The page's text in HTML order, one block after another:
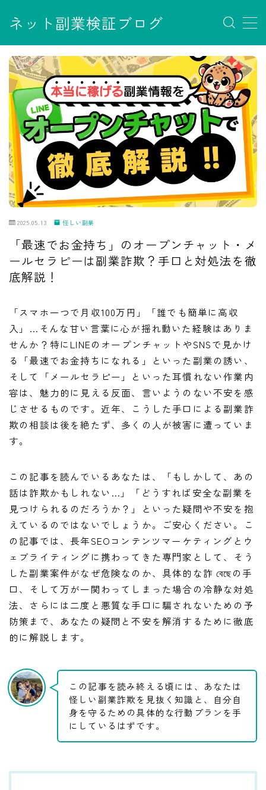
ネット副業検証ブログ
MENU
お問い合わせ
サイトマップ
デモプリセット記事 #7
デモプリセット記事 Part07
フロントページ
プライバシーポリシー
免責事項
利用規約／特定商取引法に基づく表記
有料記事の決済完了ページ
運営者情報
2025.05.13 怪しい副業
「最速でお金持ち」のオープンチャット・メ
ールセラピーは副業詐欺？手口と対処法を徹
底解説！
「スマホ一つで月収100万円」「誰でも簡単に高収
入」…そんな甘い言葉に心が揺れ動いた経験はありま
せんか？特にLINEのオープンチャットやSNSで見かけ
る「最速でお金持ちになれる」といった副業の誘い、
そして「メールセラピー」といった耳慣れない作業内
容は、魅力的に見える反面、言いようのない不安を感
じさせるものです。近年、こうした手口による副業詐
欺の相談は後を絶たず、多くの人が被害に遭っていま
す。
この記事を読んでいるあなたは、「もしかして、あの
話は詐欺かもしれない…」「どうすれば安全な副業を
見つけられるのだろうか？」といった疑問や不安を抱
えているのではないでしょうか。ご安心ください。こ
の記事では、長年SEOコンテンツマーケティングとウ
ェブライティングに携わってきた専門家として、そう
した副業案件がなぜ危険なのか、具体的な詐 বেছেの手
口、そして万が一関わってしまった場合の冷静な対処
法、さらには二度と悪質な手口に騙されないための予
防策まで、あなたの疑問と不安を解消するために徹底
的に解説します。
この記事を読み終える頃には、あなたは
怪しい副業詐欺を見抜く知識と、自分自
身を守るための具体的な行動プランを手
にしているはずです。